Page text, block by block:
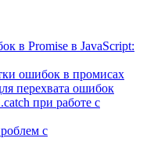
в Promise в JavaScript:
ошибок в промисах
перехвата ошибок
при работе с
с